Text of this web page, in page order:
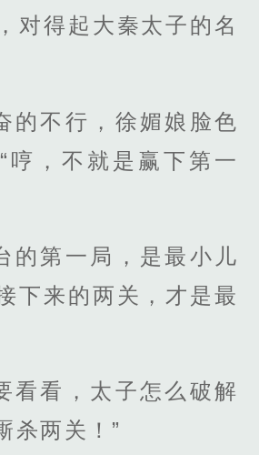
对得起大秦太子的名
的不行，徐媚娘脸色
哼，不就是赢下第一
的第一局，是最小儿
下来的两关，才是最
看看，太子怎么破解
杀两关！”